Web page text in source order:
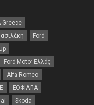
Greece
Ford
Ford Motor Ελλάς
Alfa Romeo
ΕΟΦΙΛΠΑ
Skoda